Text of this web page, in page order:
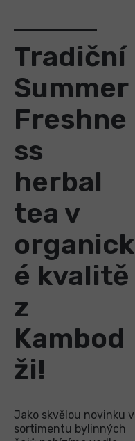
Tradiční
Summer
Freshne
ss
herbal
tea v
organick
é kvalitě
z
Kambod
ži!
Jako skvělou novinku v
sortimentu bylinných